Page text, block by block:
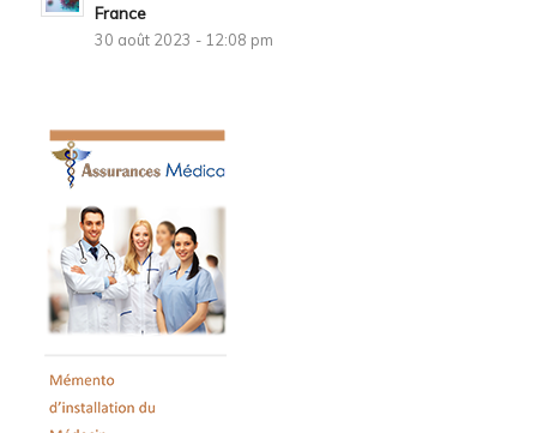
France
30 août 2023 - 12:08 pm